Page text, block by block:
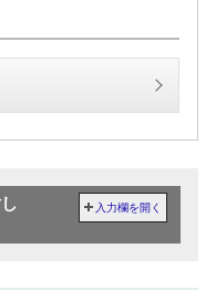
入力欄を開く